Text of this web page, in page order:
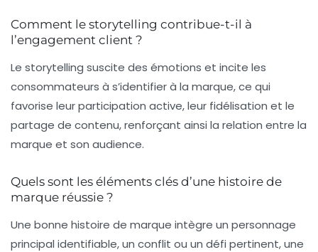
Comment le storytelling contribue-t-il à
l’engagement client ?
Le storytelling suscite des émotions et incite les
consommateurs à s’identifier à la marque, ce qui
favorise leur participation active, leur fidélisation et le
partage de contenu, renforçant ainsi la relation entre la
marque et son audience.
Quels sont les éléments clés d’une histoire de
marque réussie ?
Une bonne histoire de marque intègre un personnage
principal identifiable, un conflit ou un défi pertinent, une